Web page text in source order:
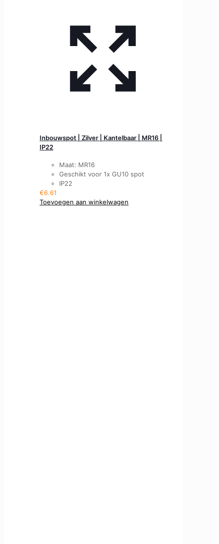
Inbouwspot | Zilver | Kantelbaar | MR16 |
IP22
Maat: MR16
Geschikt voor 1x GU10 spot
IP22
€6.61
Toevoegen aan winkelwagen